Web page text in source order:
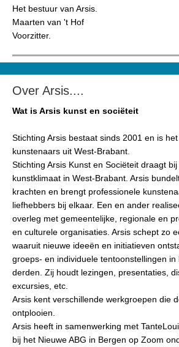
Het bestuur van Arsis.
Maarten van 't Hof
Voorzitter.
Over Arsis....
Wat is Arsis kunst en sociëteit
Stichting Arsis bestaat sinds 2001 en is
kunstenaars uit West-Brabant.
Stichting Arsis Kunst en Sociëteit draagt
kunstklimaat in West-Brabant. Arsis
krachten en brengt professionele
liefhebbers bij elkaar. Een en ander
overleg met gemeentelijke, regionale en
en culturele organisaties. Arsis schept zo
waaruit nieuwe ideeën en initiatieven
groeps- en individuele tentoonstellingen
derden. Zij houdt lezingen, presentaties,
excursies, etc.
Arsis kent verschillende werkgroepen die
ontplooien.
Arsis heeft in samenwerking met
bij het Nieuwe ABG in Bergen op Zoom